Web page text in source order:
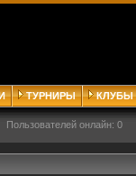
ТУРНИРЫ КЛУБЫ
Пользователей онлайн: 0